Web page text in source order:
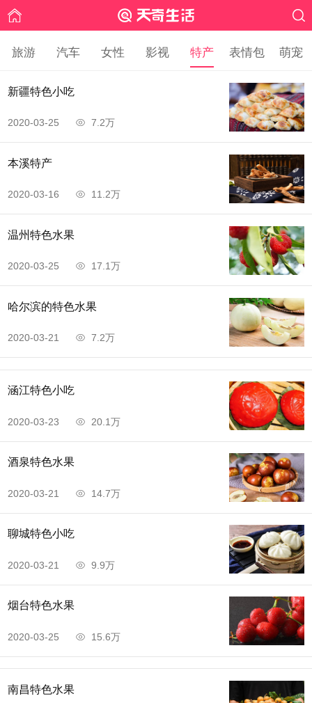
旅游 汽车 女性 影视 特产 表情包 萌宠
新疆特色小吃
2020-03-25 7.2万
本溪特产
2020-03-16 11.2万
温州特色水果
2020-03-25 17.1万
哈尔滨的特色水果
2020-03-21 7.2万
涵江特色小吃
2020-03-23 20.1万
酒泉特色水果
2020-03-21 14.7万
聊城特色小吃
2020-03-21 9.9万
烟台特色水果
2020-03-25 15.6万
南昌特色水果